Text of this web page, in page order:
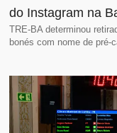
do Instagram na
TRE-BA determinou
bonés com nome de pré-